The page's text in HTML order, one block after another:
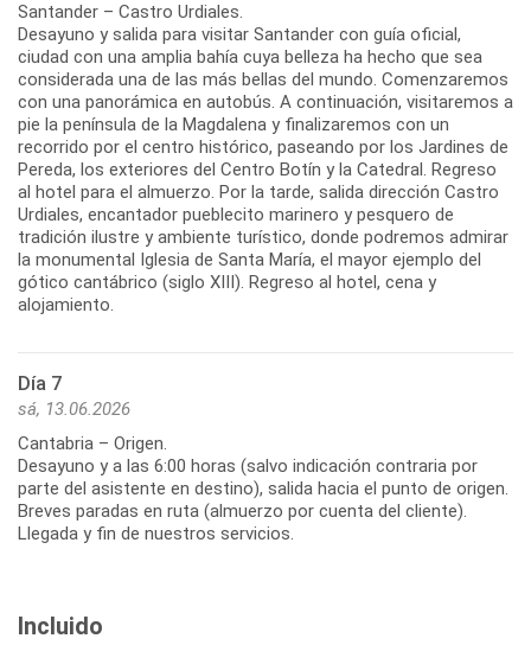
Santander – Castro Urdiales.
Desayuno y salida para visitar Santander con guía oficial,
ciudad con una amplia bahía cuya belleza ha hecho que sea
considerada una de las más bellas del mundo. Comenzaremos
con una panorámica en autobús. A continuación, visitaremos a
pie la península de la Magdalena y finalizaremos con un
recorrido por el centro histórico, paseando por los Jardines de
Pereda, los exteriores del Centro Botín y la Catedral. Regreso
al hotel para el almuerzo. Por la tarde, salida dirección Castro
Urdiales, encantador pueblecito marinero y pesquero de
tradición ilustre y ambiente turístico, donde podremos admirar
la monumental Iglesia de Santa María, el mayor ejemplo del
gótico cantábrico (siglo XIII). Regreso al hotel, cena y
Día 7
sá, 13.06.2026
Cantabria – Origen.
Desayuno y a las 6:00 horas (salvo indicación contraria por
parte del asistente en destino), salida hacia el punto de origen.
Breves paradas en ruta (almuerzo por cuenta del cliente).
Incluido